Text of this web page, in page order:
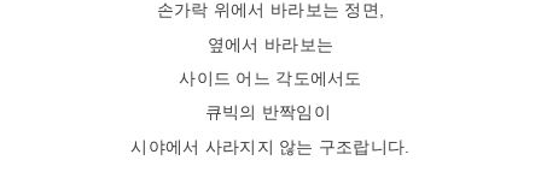
손가락 위에서 바라보는 정면,
옆에서 바라보는
사이드 어느 각도에서도
큐빅의 반짝임이
시야에서 사라지지 않는 구조랍니다.